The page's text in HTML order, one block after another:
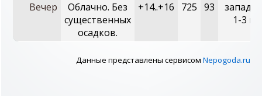
Вечер
Облачно. Без
существенных
осадков.
+14..+16 725 93
1-3 м/
Данные представлены сервисом Nepogoda.ru